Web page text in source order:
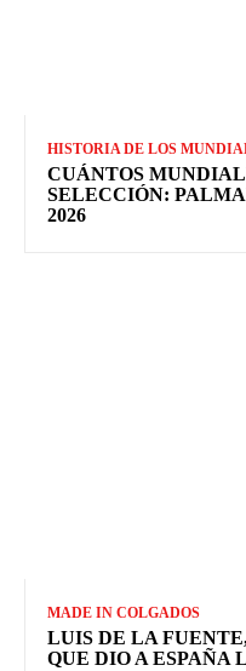
HISTORIA DE LOS
CUÁNTOS
SELECCIÓN:
2026
MADE IN COLGADOS
LUIS DE LA
QUE DIO A ESPAÑA